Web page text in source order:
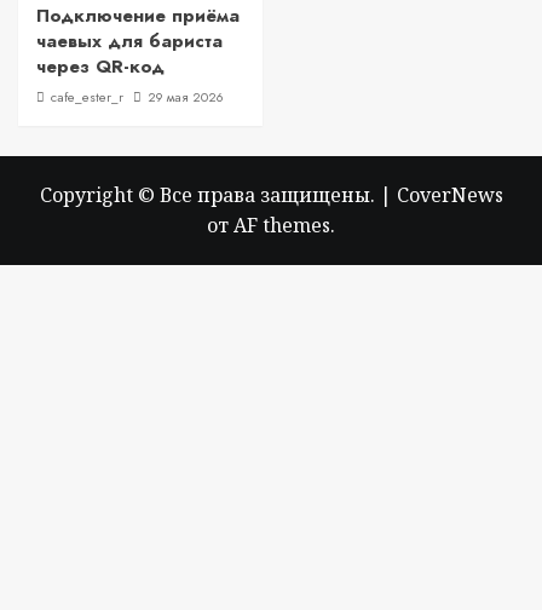
Подключение приёма
чаевых для бариста
через QR-код
cafe_ester_r 29 мая 2026
Copyright © Все права защищены. | CoverNews
от AF themes.